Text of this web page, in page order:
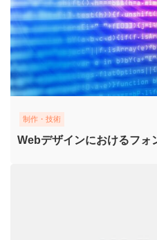
制作・技術
Webデザインにおけるフォ